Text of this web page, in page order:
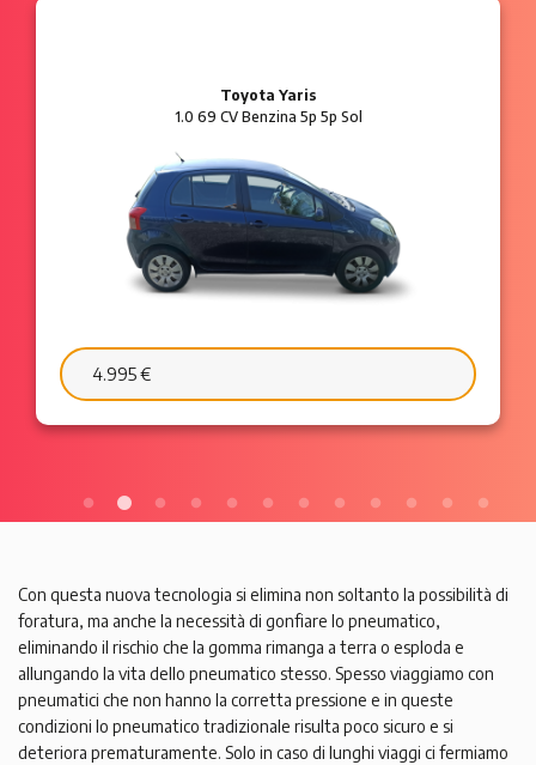
Toyota Yaris
1.0 69 CV Benzina 5p 5p Sol
4.995 €
Con questa nuova tecnologia si elimina non soltanto la possibilità di
foratura, ma anche la necessità di gonfiare lo pneumatico,
eliminando il rischio che la gomma rimanga a terra o esploda e
allungando la vita dello pneumatico stesso. Spesso viaggiamo con
pneumatici che non hanno la corretta pressione e in queste
condizioni lo pneumatico tradizionale risulta poco sicuro e si
deteriora prematuramente. Solo in caso di lunghi viaggi ci fermiamo